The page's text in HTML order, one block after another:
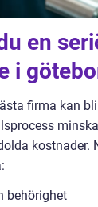
en
i
firma kan
kostnader.
behörighet